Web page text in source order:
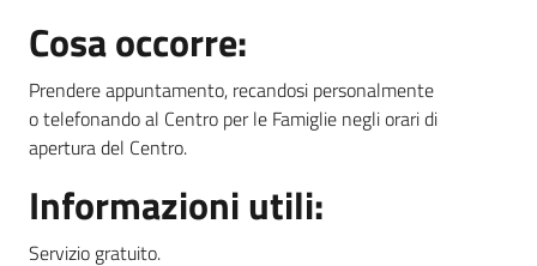
Cosa occorre:
Prendere appuntamento, recandosi personalmente
o telefonando al Centro per le Famiglie negli orari di
apertura del Centro.
Informazioni utili:
Servizio gratuito.